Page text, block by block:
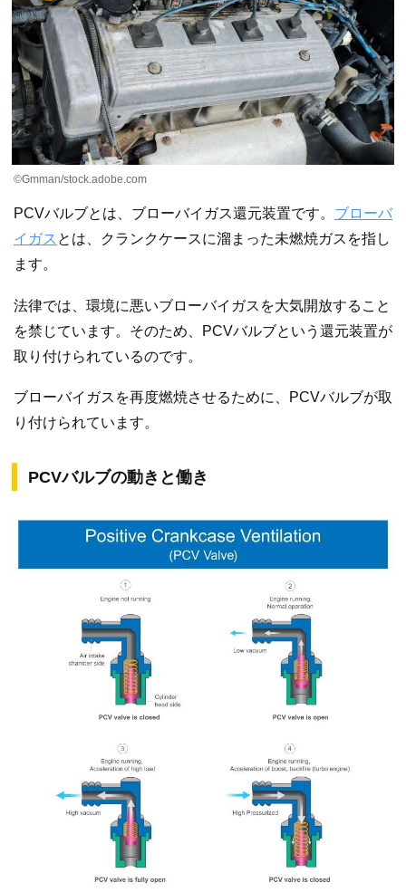
©Gmman/stock.adobe.com
PCVバルブとは、ブローバイガス還元装置です。 ブローバ
イガス とは、クランクケースに溜まった未燃焼ガスを指し
ます。
法律では、環境に悪いブローバイガスを大気開放すること
を禁じています。そのため、PCVバルブという還元装置が
取り付けられているのです。
ブローバイガスを再度燃焼させるために、PCVバルブが取
り付けられています。
PCVバルブの動きと働き